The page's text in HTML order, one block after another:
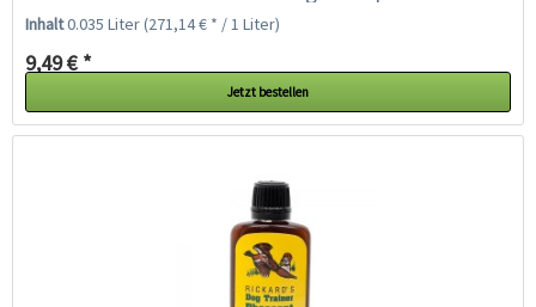
genügen, um den Dummy einen...
Inhalt0.035 Liter(271,14 € * / 1 Liter)
9,49 € *
Jetzt bestellen